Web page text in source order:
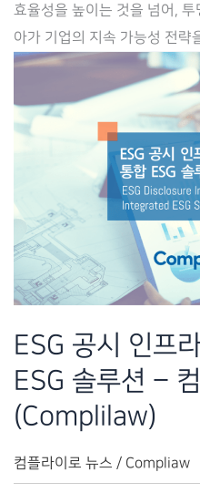
환
데
이
중
요
–
플
라
이
로
(Complilaw)
효율성을 높이는 것을 넘어,
아가 기업의 지속 가능성 전략
ESG 공시 인프
ESG 솔루션 –
(Complilaw)
컴플라이로 뉴스 / Compliaw